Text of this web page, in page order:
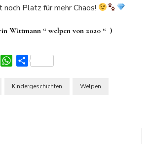
noch Platz für mehr Chaos!
Wittmann “ welpen von 2020 “ )
TelegramWhatsApp
Teilen
Kindergeschichten Welpen